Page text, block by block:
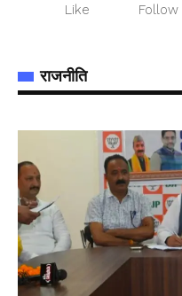
Like Follow
राजनीति